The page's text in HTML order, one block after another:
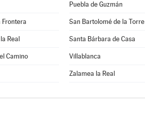
Puebla de Guzmán
Frontera San Bartolomé de la Torre
Real Santa Bárbara de Casa
Camino Villablanca
Zalamea la Real